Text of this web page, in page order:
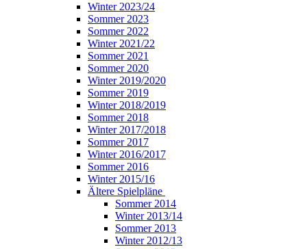
Winter 2023/24
Sommer 2023
Sommer 2022
Winter 2021/22
Sommer 2021
Sommer 2020
Winter 2019/2020
Sommer 2019
Winter 2018/2019
Sommer 2018
Winter 2017/2018
Sommer 2017
Winter 2016/2017
Sommer 2016
Winter 2015/16
Ältere Spielpläne
Sommer 2014
Winter 2013/14
Sommer 2013
Winter 2012/13